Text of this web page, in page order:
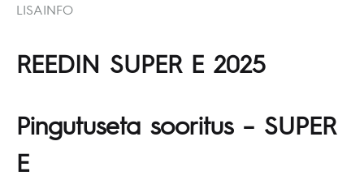
LISAINFO
REEDIN SUPER E 2025
Pingutuseta sooritus – SUPER
E